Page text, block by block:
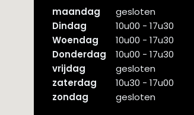
maandag
gesloten
Dindag
10u00 - 17u30
Woendag
10u00 - 17u30
Donderdag
10u00 - 17u30
vrijdag
gesloten
zaterdag
10u30 - 17u00
zondag
gesloten